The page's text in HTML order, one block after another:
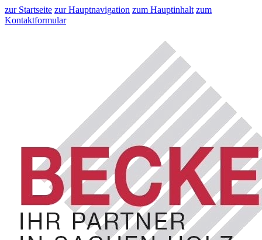
zur Startseite zur Hauptnavigation zum Hauptinhalt zum
Kontaktformular